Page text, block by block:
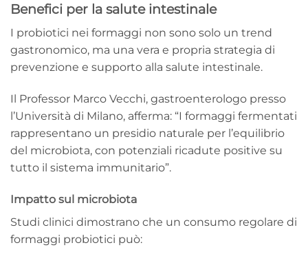
Benefici per la salute intestinale
I probiotici nei formaggi non sono solo un trend
gastronomico, ma una vera e propria strategia di
prevenzione e supporto alla salute intestinale.
Il Professor Marco Vecchi, gastroenterologo presso
l’Università di Milano, afferma: “I formaggi fermentati
rappresentano un presidio naturale per l’equilibrio
del microbiota, con potenziali ricadute positive su
tutto il sistema immunitario”.
Impatto sul microbiota
Studi clinici dimostrano che un consumo regolare di
formaggi probiotici può: